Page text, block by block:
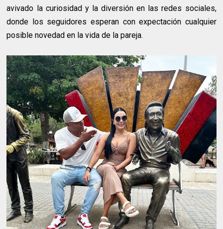
avivado la curiosidad y la diversión en las redes sociales,
donde los seguidores esperan con expectación cualquier
posible novedad en la vida de la pareja.